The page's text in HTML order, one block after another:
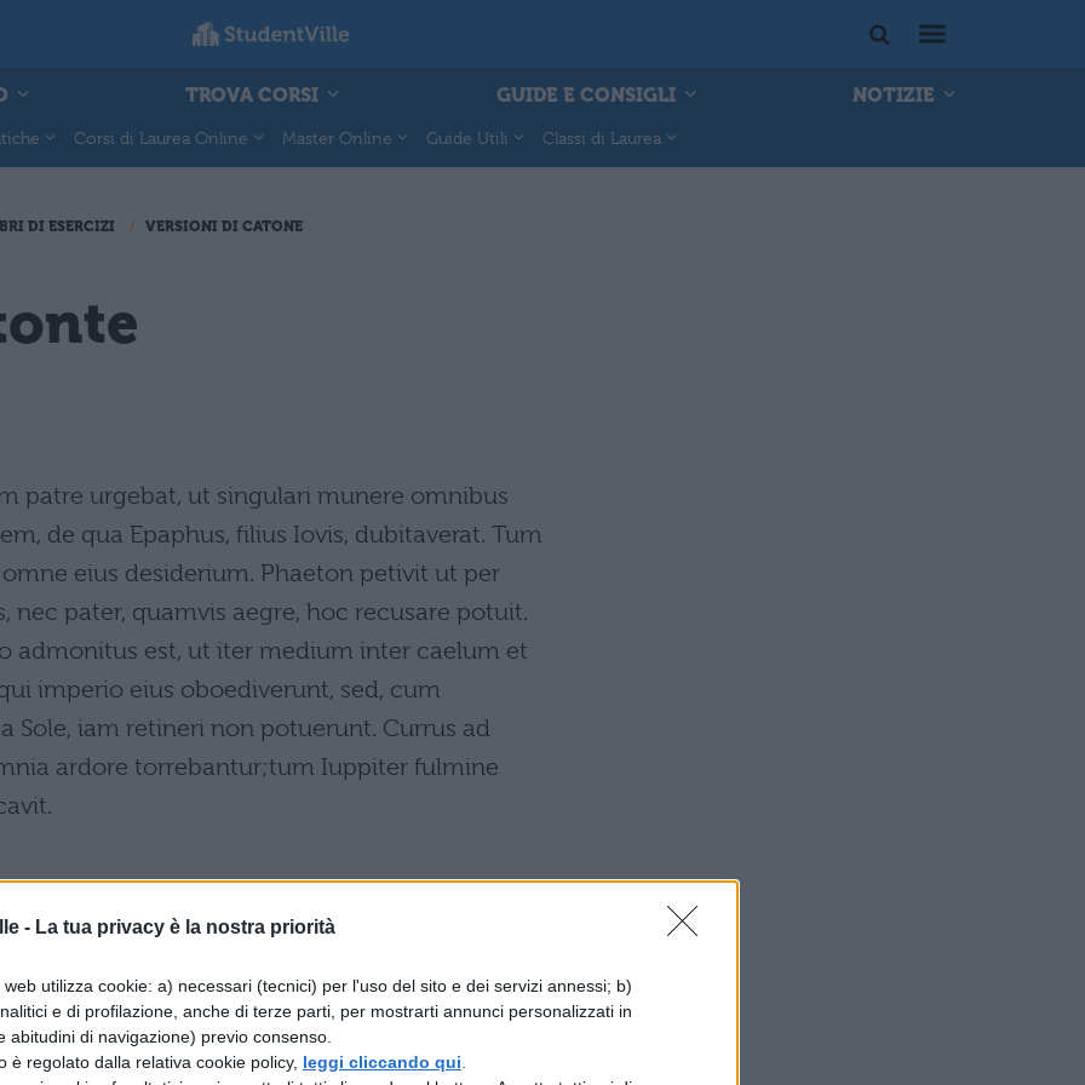
- La tua privacy è la nostra priorità
utilizza cookie: a) necessari (tecnici) per l'uso del sito e dei servizi annessi; b)
e di profilazione, anche di terze parti, per mostrarti annunci personalizzati in
abitudini di navigazione) previo consenso.
è regolato dalla relativa cookie policy, leggi cliccando qui
TROVA CORSI GUIDE E CONSIGLI
NOTIZIE
Corsi di Laurea Online Master Online Guide Utili Classi di Laurea
DI ESERCIZI VERSIONI DI CATONE
patre urgebat, ut singulari munere omnibus
de qua Epaphus, filius Iovis, dubitaverat. Tum
eius desiderium. Phaeton petivit ut per
nec pater, quamvis aegre, hoc recusare potuit.
admonitus est, ut iter medium inter caelum et
imperio eius oboediverunt, sed, cum
Sole, iam retineri non potuerunt. Currus ad
ardore torrebantur;tum Iuppiter fulmine
volta il padre con preghiere, per mostrare a
la sua origine divina, della quale (di
Epafo aveva dubitato. Allora il sole promise che
Fetonte chiese di guidare per un solo giorno il